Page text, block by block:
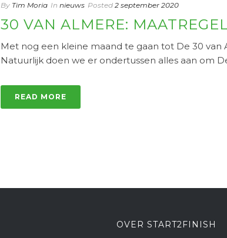
By Tim Moria In nieuws Posted 2 september 2020
30 VAN ALMERE:
Met nog een kleine maand te gaan tot De 30
Natuurlijk doen we er ondertussen alles aan om
READ MORE
OVER START2FINISH